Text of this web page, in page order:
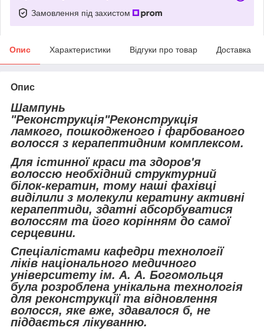
Замовлення під захистом
Опис Характеристики Відгуки про товар Доставка
Опис
Шампунь
"Реконструкція"Реконструкція
ламкого, пошкодженого і фарбованого
волосся з керапептидним комплексом.
Для істинної краси та здоров'я
волоссю необхідний структурний
білок-кератин, тому наші фахівці
виділили з молекули кератину активні
керапептиди, здатні абсорбуватися
волоссям та його корінням до самої
серцевини.
Спеціалістами кафедри технології
ліків національного медичного
університету ім. А. А. Богомольця
була розроблена унікальна технологія
для реконструкції та відновлення
волосся, яке вже, здавалося б, не
піддається лікуванню.